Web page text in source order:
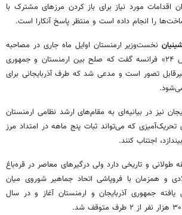
اقدامات مورد نیاز برای باز کردن مرزهای مشترک با
را انجام داده است و منتظر پاسخ آنکارا است.
نخست‌وزیر ارمنستان اوایل ماه جاری در مصاحبه
با شبکه تلویزیونی «فرانس ۲۴» فرانسه گفت که صلح بین ارمنستان و جمهوری
تصور است و مدعی شد که طرف آذربایجانی برای
نیز در بیانیه‌ای به مقام‌های ارشد نظامی ارمنستان
تحریک‌آمیزی که می‌تواند ثبات پنج ماهه در امتداد مرز
اجتناب کنند.
طولانی و تاریخی دارد ولی درگیرهای معاصر در قره‌باغ
سال ۱۹۹۰ میلادی و همزمان با فروپاشی اتحاد جماهیر شوروی میان
یافته جمهوری آذربایجان و ارمنستان آغاز و در سال